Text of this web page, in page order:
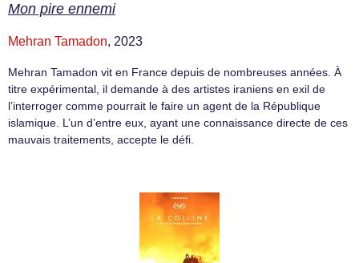
Mon pire ennemi
Mehran Tamadon, 2023
Mehran Tamadon vit en France depuis de nombreuses années. À
titre expérimental, il demande à des artistes iraniens en exil de
l’interroger comme pourrait le faire un agent de la République
islamique. L’un d’entre eux, ayant une connaissance directe de ces
mauvais traitements, accepte le défi.